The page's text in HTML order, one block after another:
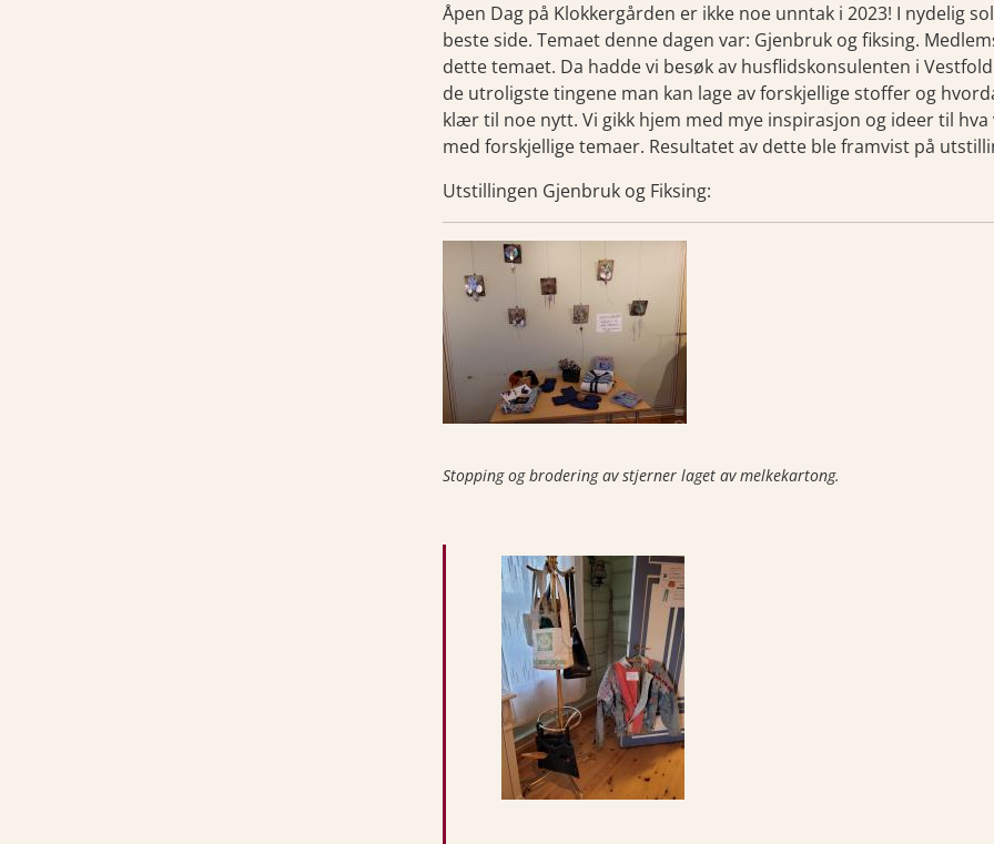
Åpen Dag på Klokkergården er ikke noe unntak i 2023! I nydelig
beste side. Temaet denne dagen var: Gjenbruk og fiksing.
dette temaet. Da hadde vi besøk av husflidskonsulenten i
de utroligste tingene man kan lage av forskjellige stoffer og
klær til noe nytt. Vi gikk hjem med mye inspirasjon og ideer til
med forskjellige temaer. Resultatet av dette ble framvist på
Utstillingen Gjenbruk og Fiksing:
Stopping og brodering av stjerner laget av melkekartong.